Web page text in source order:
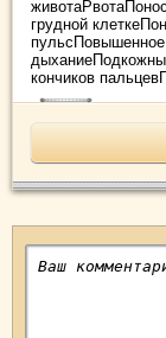
грудной
кончиков